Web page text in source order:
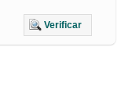
Verificar